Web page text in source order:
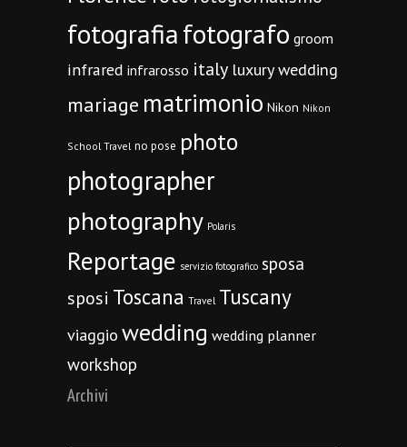
fotografiafotografo groom
infrared infrarosso italy luxury wedding
mariage matrimonio Nikon Nikon
School Travel no pose photo
photographer
photography Polaris
Reportage servizio fotografico sposa
sposi Toscana Travel Tuscany
viaggio wedding wedding planner
workshop
Archivi